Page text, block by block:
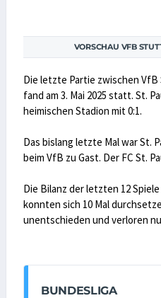
VORSCHAU VFB
Die letzte Partie zwischen
fand am 3. Mai 2025 statt. St.
heimischen Stadion mit 0:1.
Das bislang letzte Mal war St.
beim VfB zu Gast. Der FC St.
Die Bilanz der letzten 12
konnten sich 10 Mal
unentschieden und verloren
BUNDESLIGA